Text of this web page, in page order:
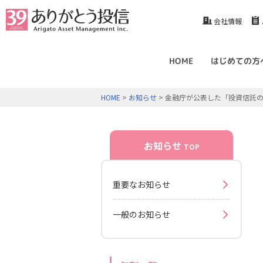
会社情報
HOME はじめての方
HOME > お知らせ > 金融庁が公表した「投資信託
お知らせ TOP
重要なお知らせ
一般のお知らせ